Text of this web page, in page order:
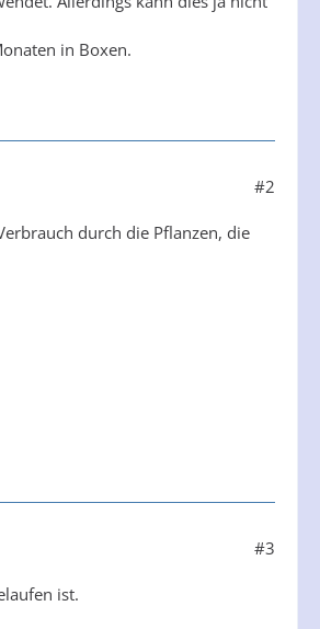
in Boxen.
#2
durch die Pflanzen, die
#3
ist.